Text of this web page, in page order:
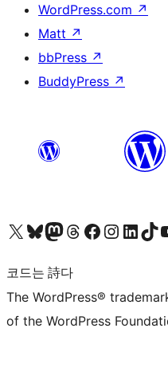
WordPress.com ↗
Matt ↗
bbPress ↗
BuddyPress ↗
X(이전 트위터) 계정 방문하기블루스카이 계정 방문하기마스토돈 계정 방문하기스레드 계정 방문하기 페이스북 페이지 방문하기인스타그램 계정 방문하기 LinkedIn 계정 방문하기틱톡 계정 방문하기유튜
코드는 詩다
The WordPress®
of the WordPress